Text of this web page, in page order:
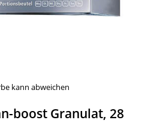
kann abweichen
boost Granulat, 28